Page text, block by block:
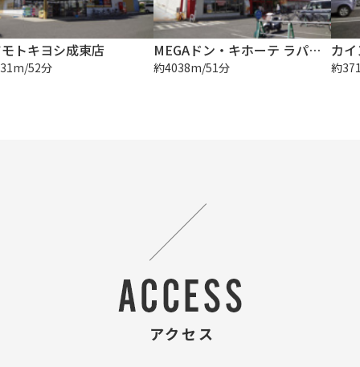
トキヨシ成東店
52分
MEGAドン・キホーテ ラパーク成東店
約4038m/51分
カ
約
アクセス